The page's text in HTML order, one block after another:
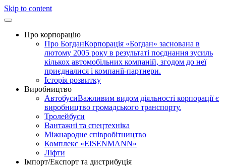
Skip to content
Про корпорацію
Про БогданКорпорація «Богдан» заснована в
лютому 2005 року в результаті поєднання зусиль
кількох автомобільних компаній, згодом до неї
приєдналися і компанії-партнери.
Історія розвитку
Виробництво
АвтобусиВажливим видом діяльності корпорації є
виробництво громадського транспорту.
Тролейбуси
Вантажні та спецтехніка
Міжнародне співробітництво
Комплекс «EISENMANN»
Ліфти
Імпорт/Експорт та дистрибуція